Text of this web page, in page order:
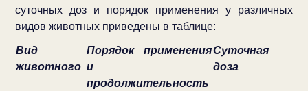
суточных доз и порядок применения у различных
видов животных приведены в таблице:
Вид
животного
Порядок применения
и
продолжительность
Суточная
доза